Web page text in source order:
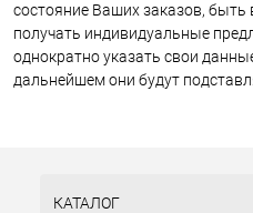
состояние Ваших заказов, быть
получать индивидуальные
однократно указать свои
дальнейшем они будут
КАТАЛОГ